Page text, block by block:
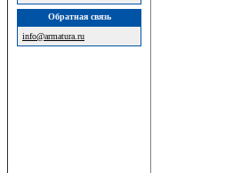
Обратная связь
info@armatura.ru